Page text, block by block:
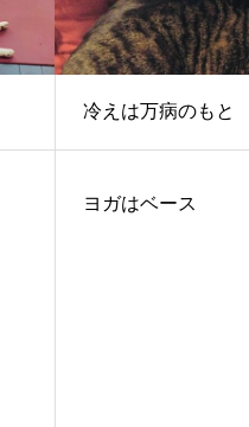
冷えは万病のもと
ヨガはベース